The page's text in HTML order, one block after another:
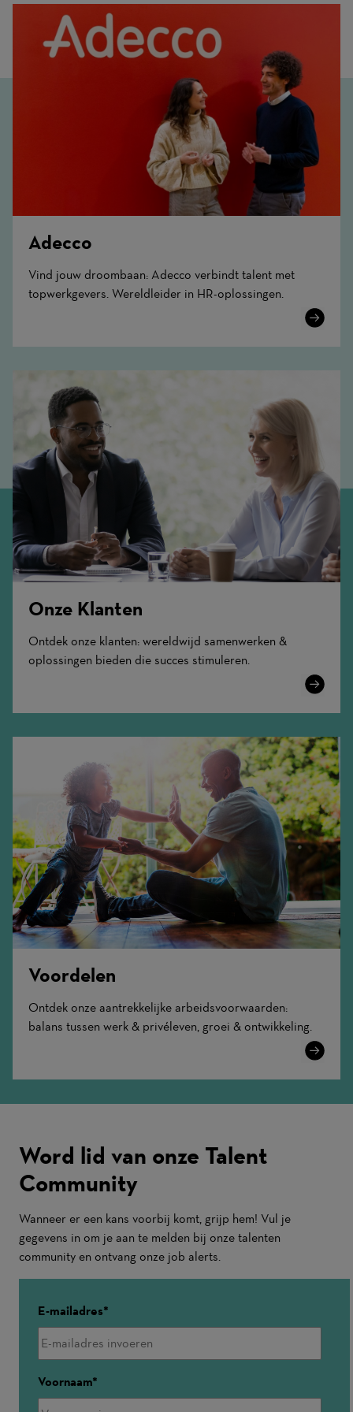
Adecco
Vind jouw droombaan: Adecco verbindt talent met
topwerkgevers. Wereldleider in HR-oplossingen.
Learn
Onze Klanten
Ontdek onze klanten: wereldwijd samenwerken &
oplossingen bieden die succes stimuleren.
Learn
Voordelen
Ontdek onze aantrekkelijke arbeidsvoorwaarden:
balans tussen werk & privéleven, groei & ontwikkeling.
Learn
Word lid van onze Talent
Community
Wanneer er een kans voorbij komt, grijp hem! Vul je
gegevens in om je aan te melden bij onze talenten
community en ontvang onze job alerts.
E-mailadres
Voornaam